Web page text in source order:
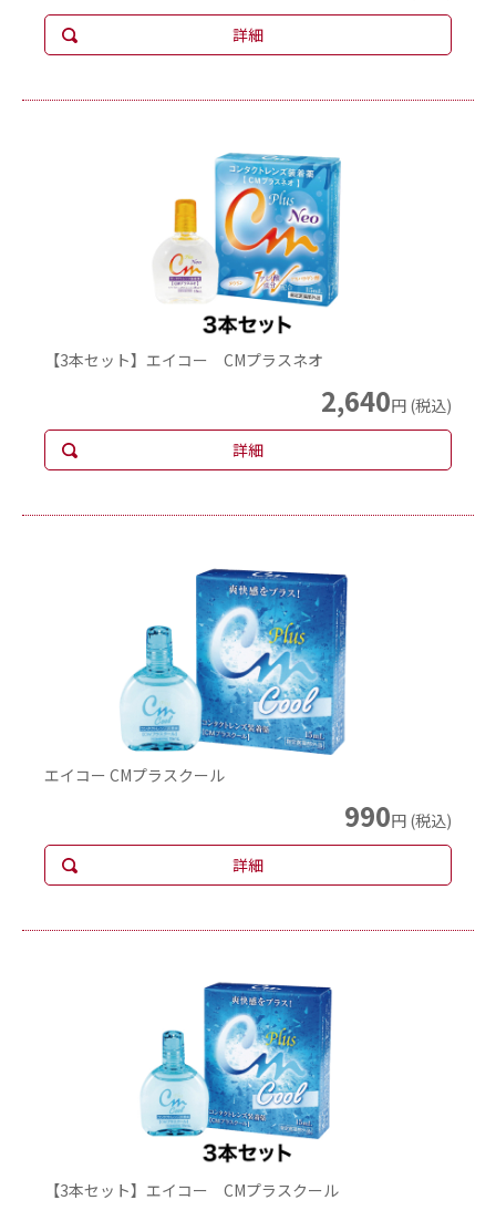
詳細
【3本セット】エイコー CMプラスネオ
2,640円 (税込)
詳細
エイコー CMプラスクール
990円 (税込)
詳細
【3本セット】エイコー CMプラスクール